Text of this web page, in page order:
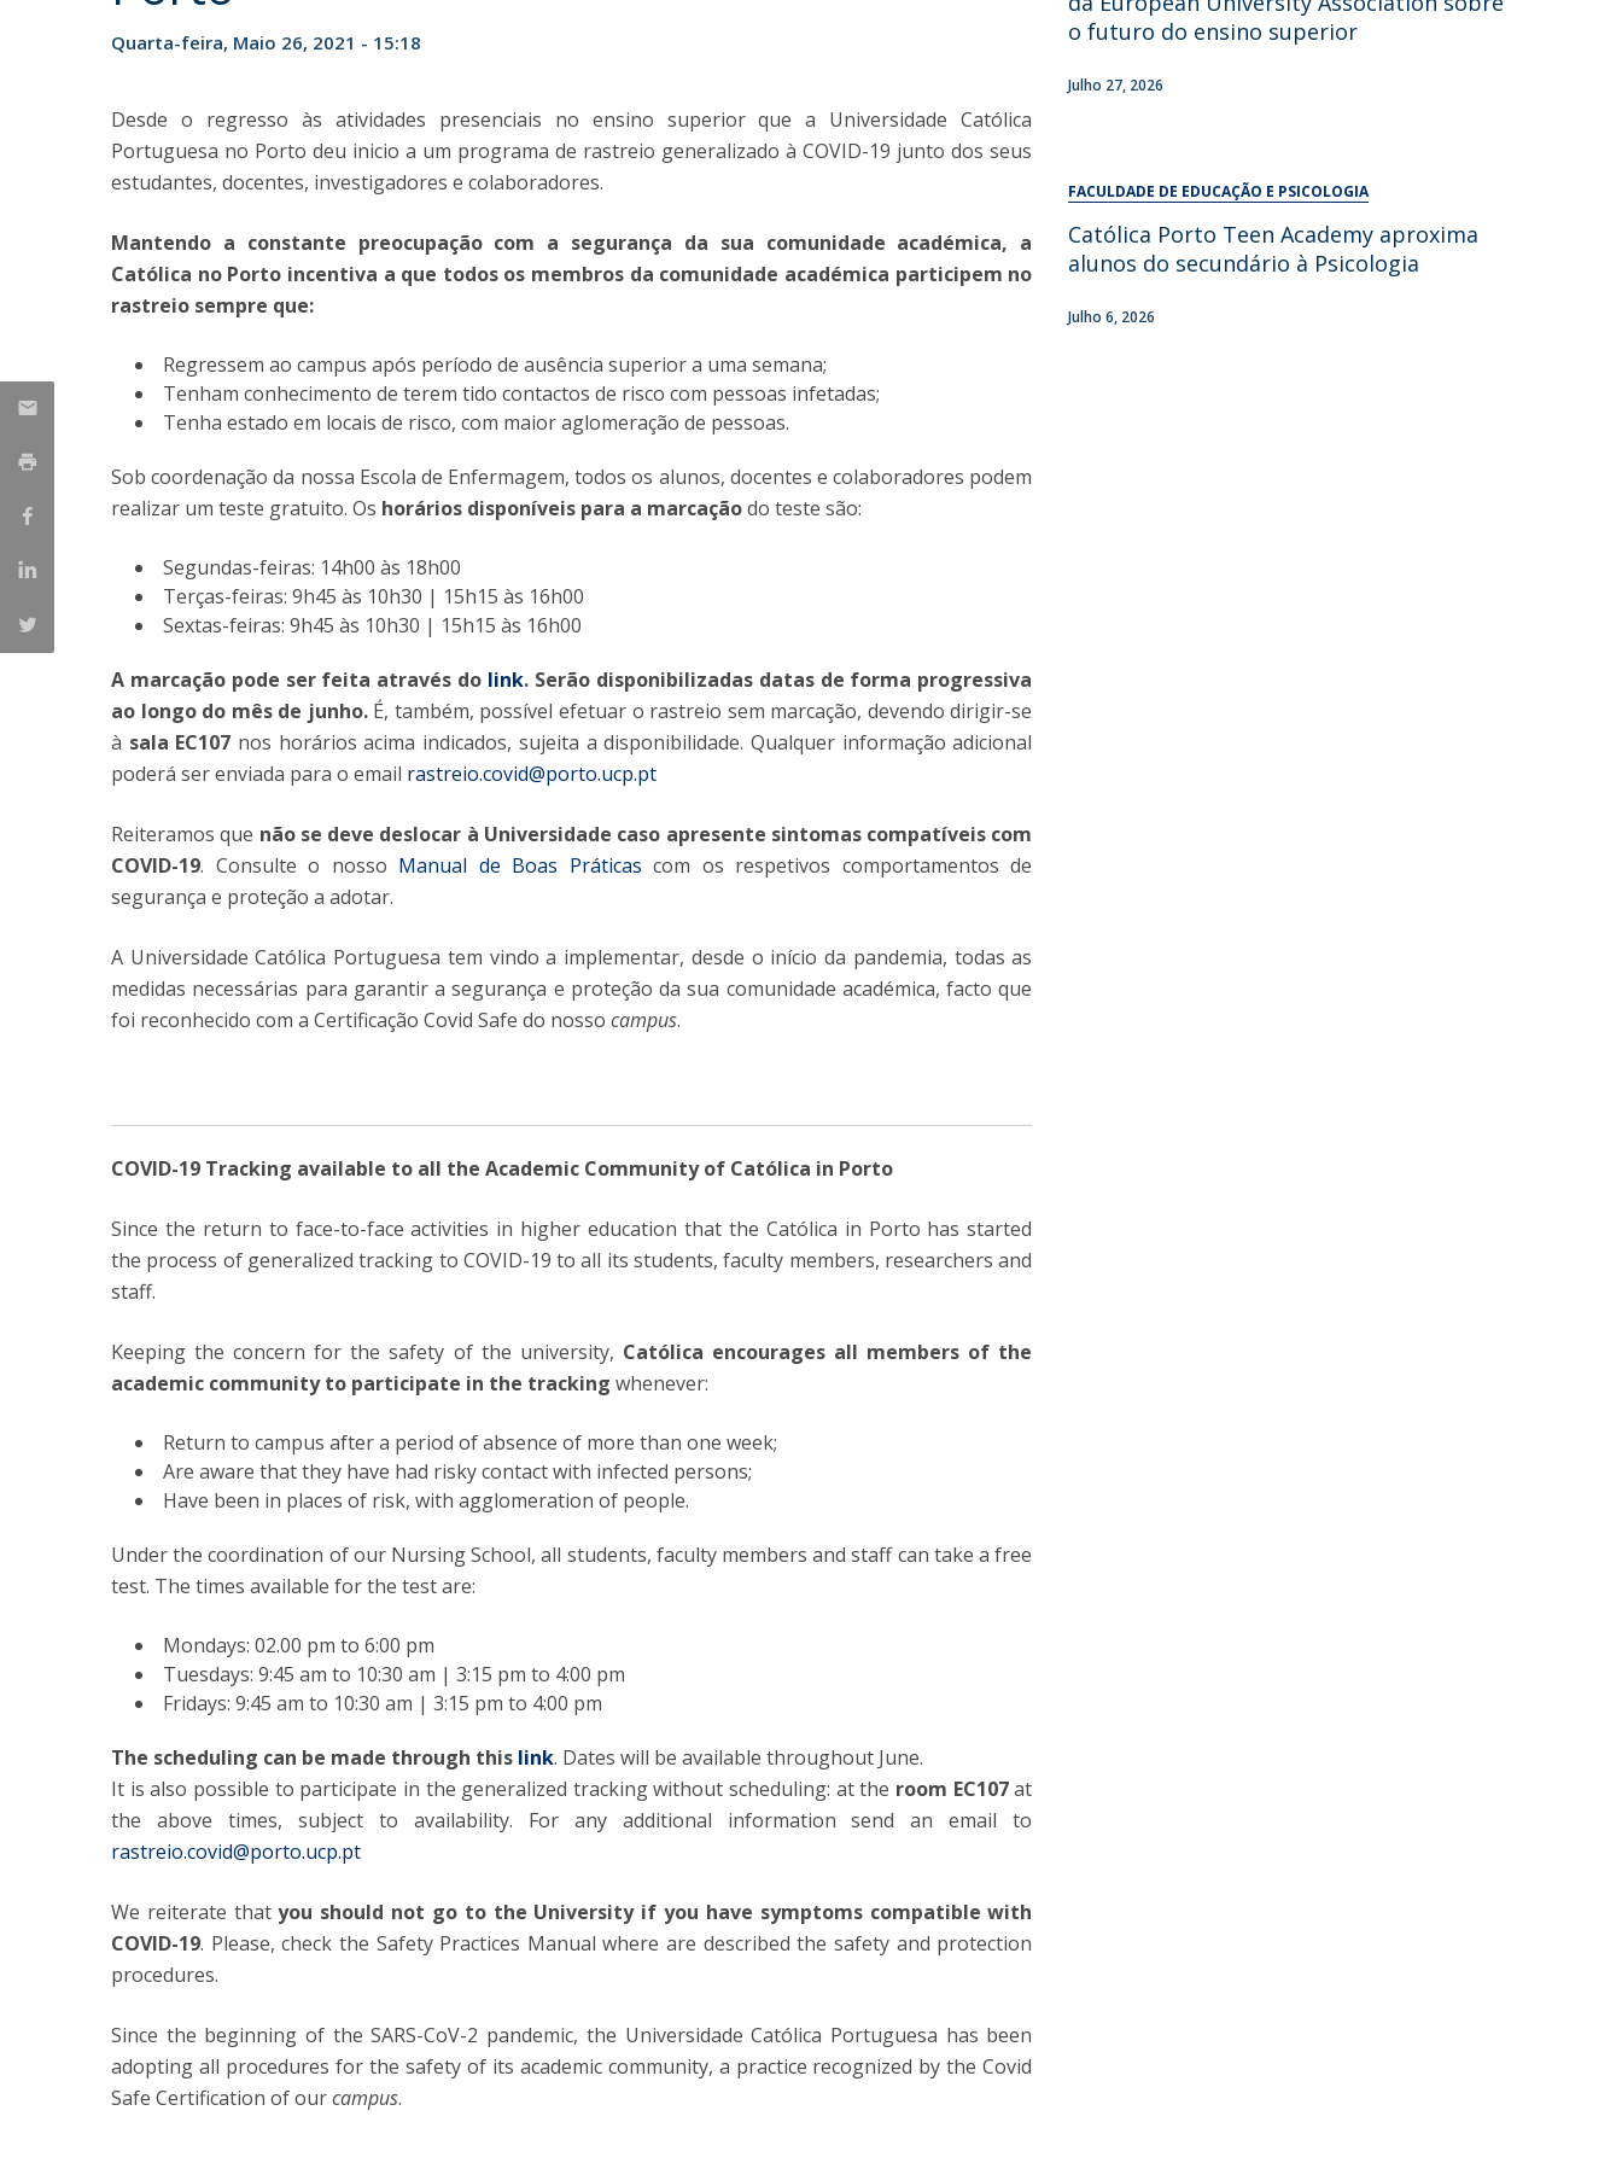
Human Neurobehavioral Laboratory |
HNL
Iniciativas Nacionais
UDIP
Segurança e Emergência
Quarta-feira, Maio 26, 2021 - 15:18
Desde o regresso às atividades presenciais no ensino superior que a Universidade Católica
Portuguesa no Porto deu inicio a um programa de rastreio generalizado à COVID-19 junto dos seus
estudantes, docentes, investigadores e colaboradores.
Mantendo a constante preocupação com a segurança da sua comunidade académica, a
Católica no Porto incentiva a que todos os membros da comunidade académica participem no
rastreio sempre que:
Regressem ao campus após período de ausência superior a uma semana;
Tenham conhecimento de terem tido contactos de risco com pessoas infetadas;
Tenha estado em locais de risco, com maior aglomeração de pessoas.
Sob coordenação da nossa Escola de Enfermagem, todos os alunos, docentes e colaboradores podem
realizar um teste gratuito. Os horários disponíveis para a marcaçãodo teste são:
Segundas-feiras: 14h00 às 18h00
Terças-feiras: 9h45 às 10h30 | 15h15 às 16h00
Sextas-feiras: 9h45 às 10h30 | 15h15 às 16h00
A marcação pode ser feita através do link. Serão disponibilizadas datas de forma progressiva
ao longo do mês de junho. É, também, possível efetuar o rastreio sem marcação, devendo dirigir-se
à sala EC107 nos horários acima indicados, sujeita a disponibilidade. Qualquer informação adicional
poderá ser enviada para o email rastreio.covid@porto.ucp.pt
Reiteramos que não se deve deslocar à Universidade caso apresente sintomas compatíveis com
COVID-19. Consulte o nosso Manual de Boas Práticas com os respetivos comportamentos de
segurança e proteção a adotar.
A Universidade Católica Portuguesa tem vindo a implementar, desde o início da pandemia, todas as
medidas necessárias para garantir a segurança e proteção da sua comunidade académica, facto que
foi reconhecido com a Certificação Covid Safe do nosso campus.
COVID-19 Tracking available to all the Academic Community of Católica in Porto
Since the return to face-to-face activities in higher education that the Católica in Porto has started
the process of generalized tracking to COVID-19 to all its students, faculty members, researchers and
staff.
Keeping the concern for the safety of the university, Católica encouragesall members of the
academic community to participate in the tracking whenever:
Return to campus after a period of absence of more than one week;
Are aware that they have had risky contact with infected persons;
Have been in places of risk, with agglomeration of people.
Under the coordination of our Nursing School, all students, faculty members and staff can take a free
test. The times available for the test are:
Mondays: 02.00 pm to 6:00 pm
Tuesdays: 9:45 am to 10:30 am | 3:15 pm to 4:00 pm
Fridays: 9:45 am to 10:30 am | 3:15 pm to 4:00 pm
The scheduling can be made through this link. Dates will be available throughout June.
It is also possible to participate in the generalized tracking without scheduling: at the room EC107at
the above times, subject to availability. For any additional information send an email to
rastreio.covid@porto.ucp.pt
We reiterate thatyou should not go to the University if you have symptoms compatible with
COVID-19. Please, check the Safety Practices Manual where are described the safety and protection
procedures.
Since the beginning of the SARS-CoV-2 pandemic, the Universidade Católica Portuguesa has been
adopting all procedures for the safety of its academic community, a practice recognized by the Covid
Safe Certification of ourcampus.
o futuro do ensino superior
Julho 27, 2026
FACULDADE DE EDUCAÇÃO E PSICOLOGIA
Católica Porto Teen Academy aproxima
alunos do secundário à Psicologia
Julho 6, 2026